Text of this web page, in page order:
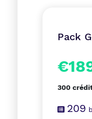
Pack
300
209